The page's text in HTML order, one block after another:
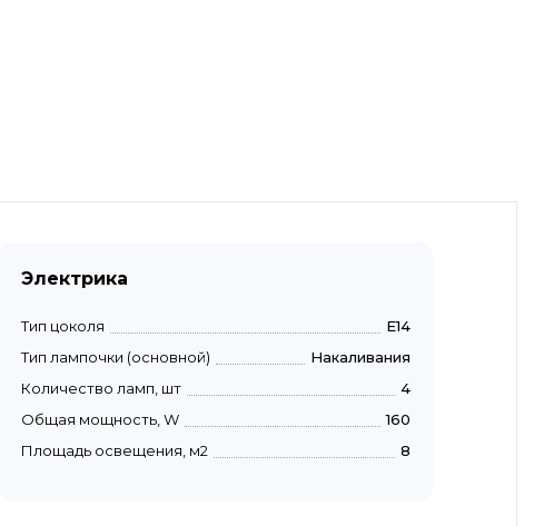
Электрика
Тип цоколя
E14
Тип лампочки (основной)
Накаливания
Количество ламп, шт
4
Общая мощность, W
160
Площадь освещения, м2
8